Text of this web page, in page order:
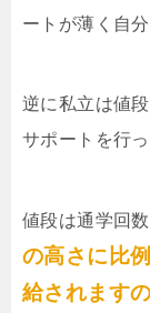
ートが薄く自
逆に私立は値
サポートを行っ
値段は通学回
の高さに比
給されます